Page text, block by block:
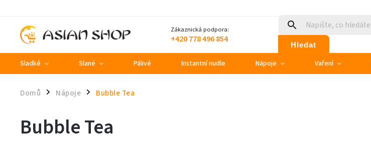
Zákaznická podpora:
+420 778 496 854 Hledat
Sladké Slané Pálivé Instantní nudle Nápoje Vaření
Domů / Nápoje / Bubble Tea
Bubble Tea